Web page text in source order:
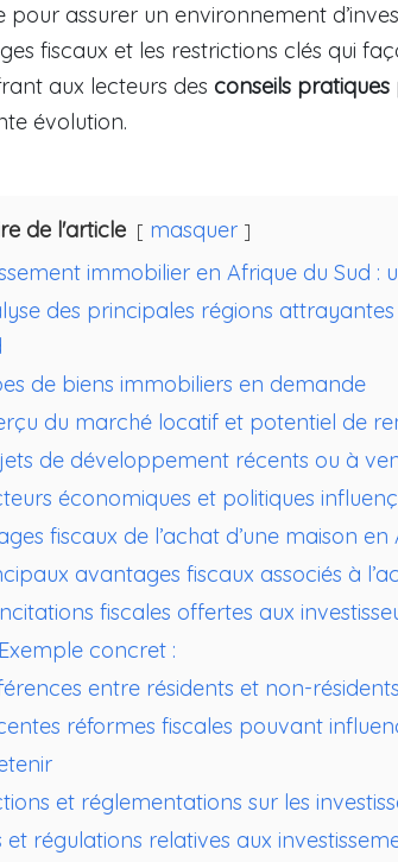
pour assurer un environnement
fiscaux et les restrictions clés qui
aux lecteurs des conseils
évolution.
de l'article
masquer
immobilier en Afrique du Sud :
des principales régions
de biens immobiliers en demande
du marché locatif et potentiel de
de développement récents ou à
économiques et politiques
fiscaux de l’achat d’une maison en
avantages fiscaux associés à
fiscales offertes aux
Exemple concret :
entre résidents et non-résidents
réformes fiscales pouvant
et réglementations sur les
et régulations relatives aux